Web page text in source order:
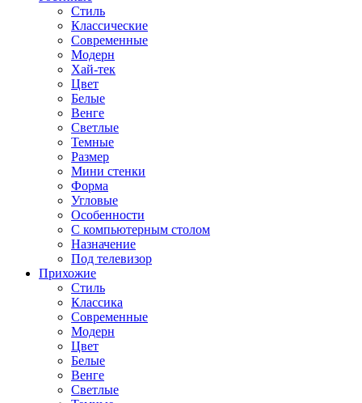
Стиль
Классические
Современные
Модерн
Хай-тек
Цвет
Белые
Венге
Светлые
Темные
Размер
Мини стенки
Форма
Угловые
Особенности
С компьютерным столом
Назначение
Под телевизор
Прихожие
Стиль
Классика
Современные
Модерн
Цвет
Белые
Венге
Светлые